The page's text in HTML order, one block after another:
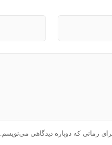
زمانی که دوباره دیدگاهی می‌نویسم.